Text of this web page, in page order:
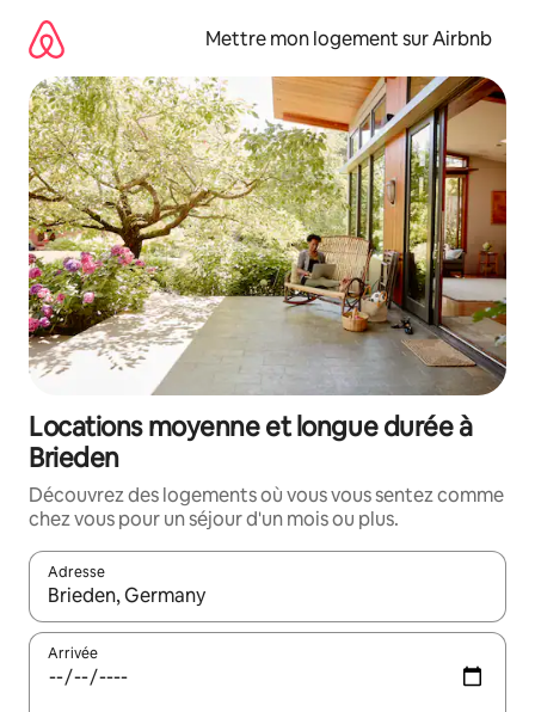
directement
contenu
Mettre mon logement sur Airbnb
Locations moyenne et longue durée à
Brieden
Découvrez des logements où vous vous sentez comme
chez vous pour un séjour d'un mois ou plus.
Adresse
Lorsque les résultats s'affichent, utilisez les flèches vers le
Arrivée